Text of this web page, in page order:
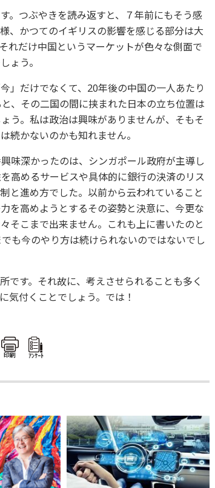
。つぶやきを読み返すと、７年前にもそう感
、かつてのイギリスの影響を感じる部分は大
れだけ中国というマーケットが色々な側面で
ょう。
」だけでなくて、20年後の中国の一人あたり
、その二国の間に挟まれた日本の立ち位置は
う。私は政治は興味がありませんが、そもそ
続かないのかも知れません。
味深かったのは、シンガポール政府が主導し
高めるサービスや具体的に銀行の決済のリス
と進め方でした。以前から云われていること
を高めようとするその姿勢と決意に、今更な
そこまで出来ません。これも上に書いたのと
も今のやり方は続けられないのではないでし
です。それ故に、考えさせられることも多く
気付くことでしょう。では！
印刷 ｱﾝｹｰﾄ